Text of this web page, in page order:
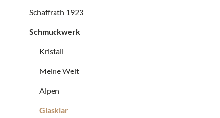
Schaffrath 1923
Schmuckwerk
Kristall
Meine Welt
Alpen
Glasklar